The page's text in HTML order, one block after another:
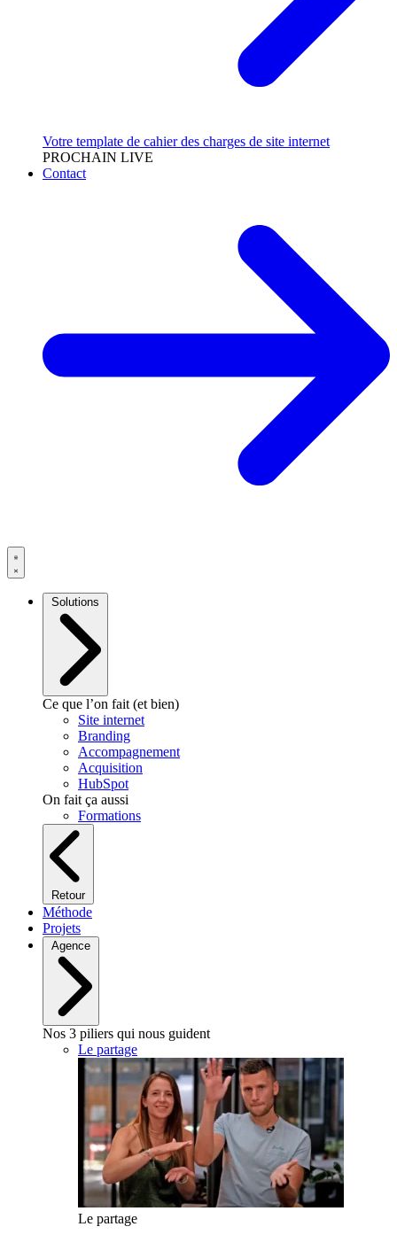
Votre template de cahier des charges de site internet
PROCHAIN LIVE
Contact
Solutions
Ce que l’on fait (et bien)
Site internet
Branding
Accompagnement
Acquisition
HubSpot
On fait ça aussi
Formations
Retour
Méthode
Projets
Agence
Nos 3 piliers qui nous guident
Le partage
Le partage